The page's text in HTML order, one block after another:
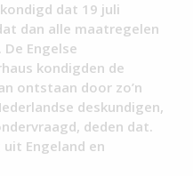
dat 19 juli
dan alle maatregelen
Engelse
kondigden de
ontstaan door zo’n
deskundigen,
deden dat.
Engeland en